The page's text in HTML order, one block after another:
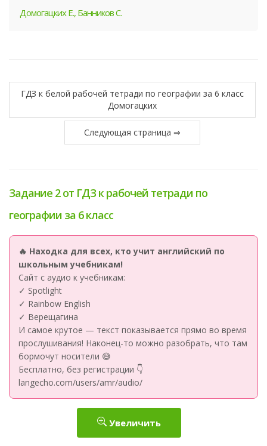
Домогацких Е., Банников С.
ГДЗ к белой рабочей тетради по географии за 6 класс
Домогацких
Следующая страница ⇒
Задание 2 от ГДЗ к рабочей тетради по
географии за 6 класс
🔥 Находка для всех, кто учит английский по
школьным учебникам!
Сайт с аудио к учебникам:
✓ Spotlight
✓ Rainbow English
✓ Верещагина
И самое крутое — текст показывается прямо во время
прослушивания! Наконец-то можно разобрать, что там
бормочут носители 😅
Бесплатно, без регистрации 👇
langecho.com/users/amr/audio/
Увеличить